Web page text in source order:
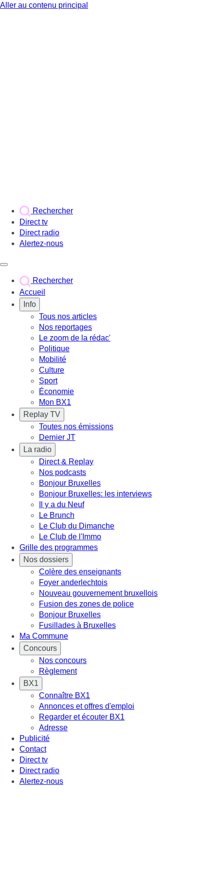
Aller au contenu principal
Rechercher
Direct tv
Direct radio
Alertez-nous
Rechercher
Accueil
Info
Tous nos articles
Nos reportages
Le zoom de la rédac'
Politique
Mobilité
Culture
Sport
Économie
Mon BX1
Replay TV
Toutes nos émissions
Dernier JT
La radio
Direct & Replay
Nos podcasts
Bonjour Bruxelles
Bonjour Bruxelles: les interviews
Il y a du Neuf
Le Brunch
Le Club du Dimanche
Le Club de l'Immo
Grille des programmes
Nos dossiers
Colère des enseignants
Foyer anderlechtois
Nouveau gouvernement bruxellois
Fusion des zones de police
Bonjour Bruxelles
Fusillades à Bruxelles
Ma Commune
Concours
Nos concours
Règlement
BX1
Connaître BX1
Annonces et offres d'emploi
Regarder et écouter BX1
Adresse
Publicité
Contact
Direct tv
Direct radio
Alertez-nous